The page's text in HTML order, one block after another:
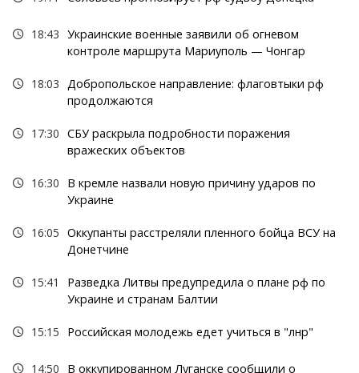
18:43 Украинские военные заявили об огневом
контроле маршрута Мариуполь — Чонгар
18:03
Добропольское направление: флаговтыки рф
продолжаются
17:30 СБУ раскрыла подробности поражения
вражеских объектов
16:30
В кремле назвали новую причину ударов по
Украине
16:05 Оккупанты расстреляли пленного бойца ВСУ на
Донетчине
15:41
Разведка Литвы предупредила о плане рф по
Украине и странам Балтии
15:15 Российская молодежь едет учиться в "лнр"
14:50
В оккупированном Луганске сообщили о